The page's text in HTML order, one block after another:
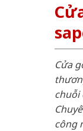
Cửa
chuỗi
công